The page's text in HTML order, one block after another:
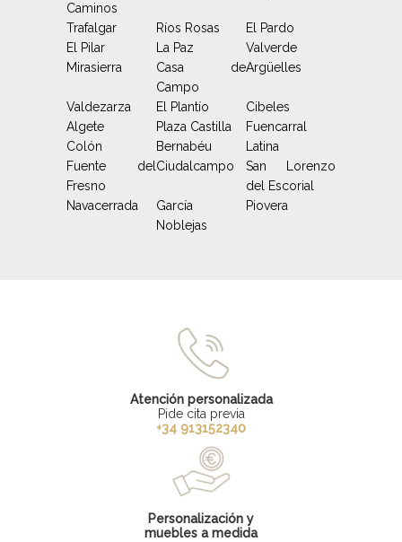
Caminos
Trafalgar Ríos Rosas
El Pardo
El Pilar
La Paz
Valverde
Mirasierra
Casa de
Campo
Argüelles
Valdezarza El Plantío
Cibeles
Algete
Plaza Castilla
Fuencarral
Colón
Bernabéu
Latina
Fuente del
Fresno
Ciudalcampo
San Lorenzo
del Escorial
Navacerrada
García
Noblejas
Piovera
Atención personalizada
Pide cita previa
+34 913152340
Personalización y
muebles a medida